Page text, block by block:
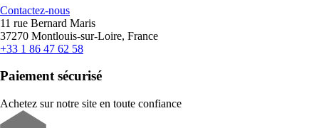
Contactez-nous
11 rue Bernard Maris
37270 Montlouis-sur-Loire, France
+33 1 86 47 62 58
Paiement sécurisé
Achetez sur notre site en toute confiance